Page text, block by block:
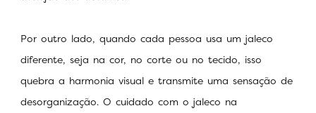
Por outro lado, quando cada pessoa usa um jaleco
diferente, seja na cor, no corte ou no tecido, isso
quebra a harmonia visual e transmite uma sensação de
desorganização. O cuidado com o jaleco na